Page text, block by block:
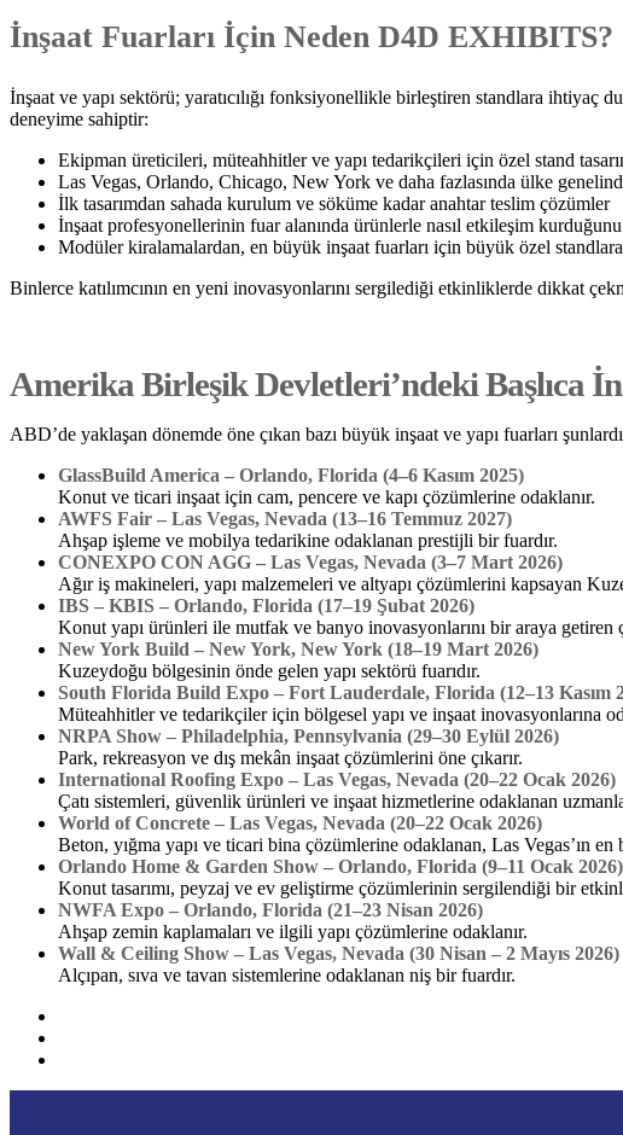
İnşaat Fuarları İçin Neden D4D EXHIBITS?
İnşaat ve yapı sektörü; yaratıcılığı fonksiyonellikle birleştiren standlara ihtiyaç
deneyime sahiptir:
Ekipman üreticileri, müteahhitler ve yapı tedarikçileri için özel stand
Las Vegas, Orlando, Chicago, New York ve daha fazlasında ülke
İlk tasarımdan sahada kurulum ve söküme kadar anahtar teslim çözümler
İnşaat profesyonellerinin fuar alanında ürünlerle nasıl etkileşim
Modüler kiralamalardan, en büyük inşaat fuarları için büyük özel
Binlerce katılımcının en yeni inovasyonlarını sergilediği etkinliklerde dikkat
Amerika Birleşik Devletleri’ndeki Başlıca
ABD’de yaklaşan dönemde öne çıkan bazı büyük inşaat ve yapı fuarları
GlassBuild America – Orlando, Florida (4–6 Kasım 2025)
Konut ve ticari inşaat için cam, pencere ve kapı çözümlerine odaklanır.
AWFS Fair – Las Vegas, Nevada (13–16 Temmuz 2027)
Ahşap işleme ve mobilya tedarikine odaklanan prestijli bir fuardır.
CONEXPO CON AGG – Las Vegas, Nevada (3–7 Mart 2026)
Ağır iş makineleri, yapı malzemeleri ve altyapı çözümlerini kapsayan
IBS – KBIS – Orlando, Florida (17–19 Şubat 2026)
Konut yapı ürünleri ile mutfak ve banyo inovasyonlarını bir araya
New York Build – New York, New York (18–19 Mart 2026)
Kuzeydoğu bölgesinin önde gelen yapı sektörü fuarıdır.
South Florida Build Expo – Fort Lauderdale, Florida (12–13 Kasım
Müteahhitler ve tedarikçiler için bölgesel yapı ve inşaat inovasyonlarına
NRPA Show – Philadelphia, Pennsylvania (29–30 Eylül 2026)
Park, rekreasyon ve dış mekân inşaat çözümlerini öne çıkarır.
International Roofing Expo – Las Vegas, Nevada (20–22 Ocak 2026)
Çatı sistemleri, güvenlik ürünleri ve inşaat hizmetlerine odaklanan
World of Concrete – Las Vegas, Nevada (20–22 Ocak 2026)
Beton, yığma yapı ve ticari bina çözümlerine odaklanan, Las Vegas’ın
Orlando Home & Garden Show – Orlando, Florida (9–11 Ocak 2026)
Konut tasarımı, peyzaj ve ev geliştirme çözümlerinin sergilendiği bir
NWFA Expo – Orlando, Florida (21–23 Nisan 2026)
Ahşap zemin kaplamaları ve ilgili yapı çözümlerine odaklanır.
Wall & Ceiling Show – Las Vegas, Nevada (30 Nisan – 2 Mayıs 2026)
Alçıpan, sıva ve tavan sistemlerine odaklanan niş bir fuardır.